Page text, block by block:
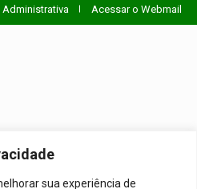
sua experiência de
Acessar o Webmail